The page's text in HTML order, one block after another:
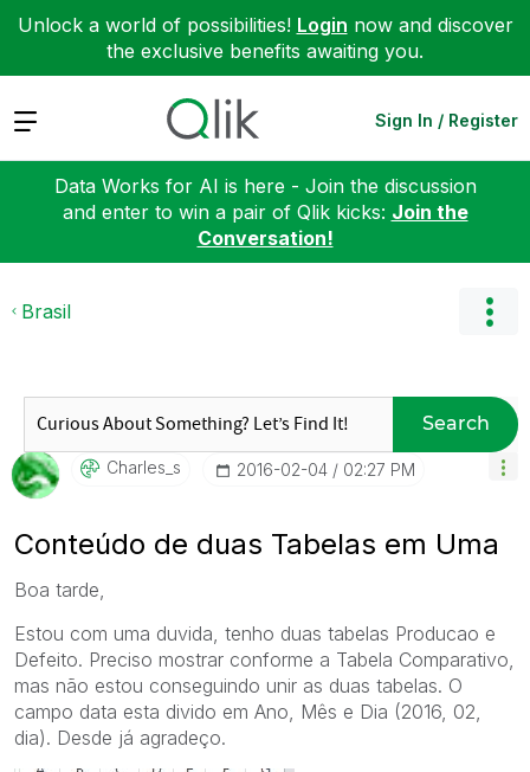
Unlock a world of possibilities! Login now and discover
the exclusive benefits awaiting you.
Expand Sign In / Register
Data Works for AI is here - Join the discussion
and enter to win a pair of Qlik kicks: Join the
Conversation!
Brasil
Search
Charles_s ‎2016-02-04 02:27 PM
Conteúdo de duas Tabelas em Uma
Boa tarde,
Estou com uma duvida, tenho duas tabelas Producao e
Defeito. Preciso mostrar conforme a Tabela Comparativo,
mas não estou conseguindo unir as duas tabelas. O
campo data esta divido em Ano, Mês e Dia (2016, 02,
dia). Desde já agradeço.